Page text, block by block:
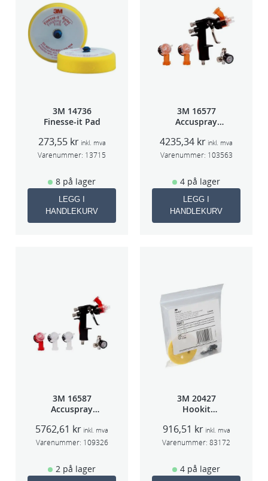
m
m
a
3M 14736
Finesse-it Pad
273,55 kr inkl. mva
Varenummer: 13715
8 på lager
LEGG I
HANDLEKURV
3M 16577
Accuspray
HG14
4235,34 kr inkl. mva
Varenummer: 103563
4 på lager
LEGG I
HANDLEKURV
3M 16587
Accuspray
HGP
5762,61 kr inkl. mva
Varenummer: 109326
2 på lager
3M 20427
Hookit
50663
916,51 kr inkl. mva
Varenummer: 83172
4 på lager